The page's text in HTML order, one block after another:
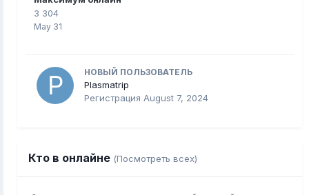
3 304
May 31
НОВЫЙ ПОЛЬЗОВАТЕЛЬ
Plasmatrip
Регистрация August 7, 2024
Кто в онлайне (Посмотреть всех)